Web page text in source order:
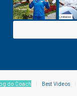
do Coach Best Vídeos